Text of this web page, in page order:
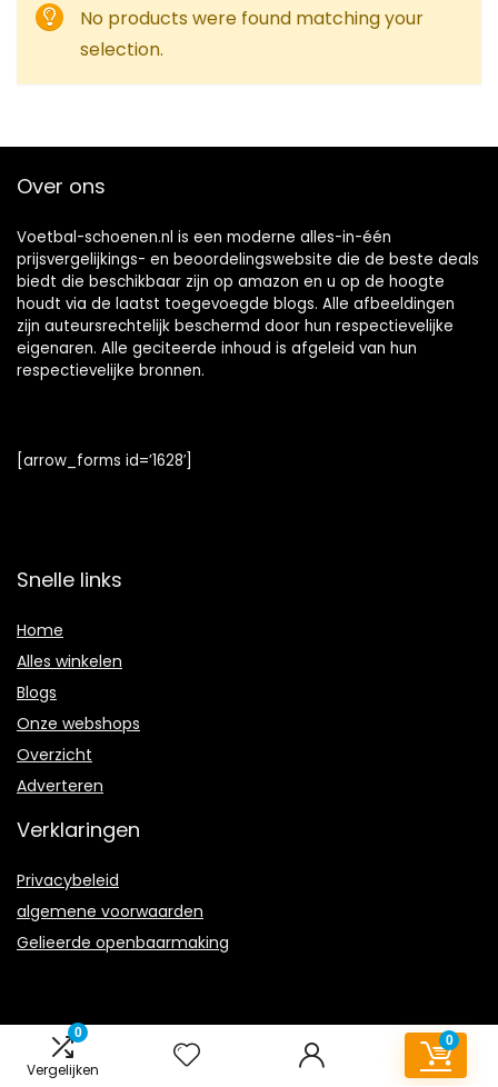
0
Vergelijken
0
No products were found matching your
selection.
Over ons
Voetbal-schoenen.nl is een moderne alles-in-één
prijsvergelijkings- en beoordelingswebsite die de beste deals
biedt die beschikbaar zijn op amazon en u op de hoogte
houdt via de laatst toegevoegde blogs. Alle afbeeldingen
zijn auteursrechtelijk beschermd door hun respectievelijke
eigenaren. Alle geciteerde inhoud is afgeleid van hun
respectievelijke bronnen.
[arrow_forms id=’1628′]
Snelle links
Home
Alles winkelen
Blogs
Onze webshops
Overzicht
Adverteren
Verklaringen
Privacybeleid
algemene voorwaarden
Gelieerde openbaarmaking
2023 © Voetbal-schoenen.nl Alle rechten voorbehouden